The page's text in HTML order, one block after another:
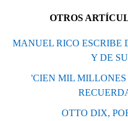
OTROS
MANUEL RICO ESCRIBE
Y DE
'CIEN MIL MILLONES
OTTO DIX,